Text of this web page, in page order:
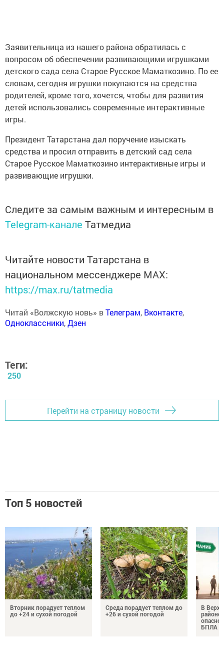
Заявительница из нашего района обратилась с
вопросом об обеспечении развивающими игрушками
детского сада села Старое Русское Маматкозино. По ее
словам, сегодня игрушки покупаются на средства
родителей, кроме того, хочется, чтобы для развития
детей использовались современные интерактивные
игры.
Президент Татарстана дал поручение изыскать
средства и просил отправить в детский сад села
Старое Русское Маматкозино интерактивные игры и
развивающие игрушки.
Следите за самым важным и интересным в
Telegram-канале Татмедиа
Читайте новости Татарстана в
национальном мессенджере MАХ:
https://max.ru/tatmedia
Читай «Волжскую новь» вТелеграм, Вконтакте,
Одноклассники,Дзен
Теги:
250
Перейти на страницу новости
Топ 5 новостей
Вторник порадует теплом
до +24 и сухой погодой
Среда порадует теплом до
+26 и сухой погодой
В
районе
БПЛА